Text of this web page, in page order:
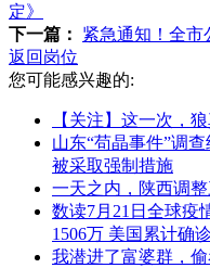
定》
下一篇：
紧急通知！全市
返回岗位
您可能感兴趣的:
【关注】这一次，
山东“苟晶事件”调
被采取强制措施
一天之内，陕西调
数读7月21日全球疫
1506万 美国累计确
我潜进了富婆群，